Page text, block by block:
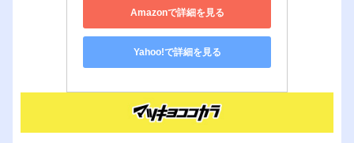
Amazonで詳細を見る
Yahoo!で詳細を見る